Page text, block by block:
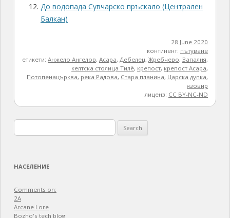
До водопада Сувчарско пръскало (Централен
Балкан)
28 June 2020
континент: пътуване
етикети:Анжело Ангелов,Асара,Дебелец,Жребчево,Запалня,
келтска столица Тилè, крепост, крепост Асара,
Потопенацърква, река Радова, Стара планина, Царска дупка,
язовир
лиценз: CC BY-NC-ND
for:
НАСЕЛЕНИЕ
Comments on:
2A
Arcane Lore
Bozho's tech blog